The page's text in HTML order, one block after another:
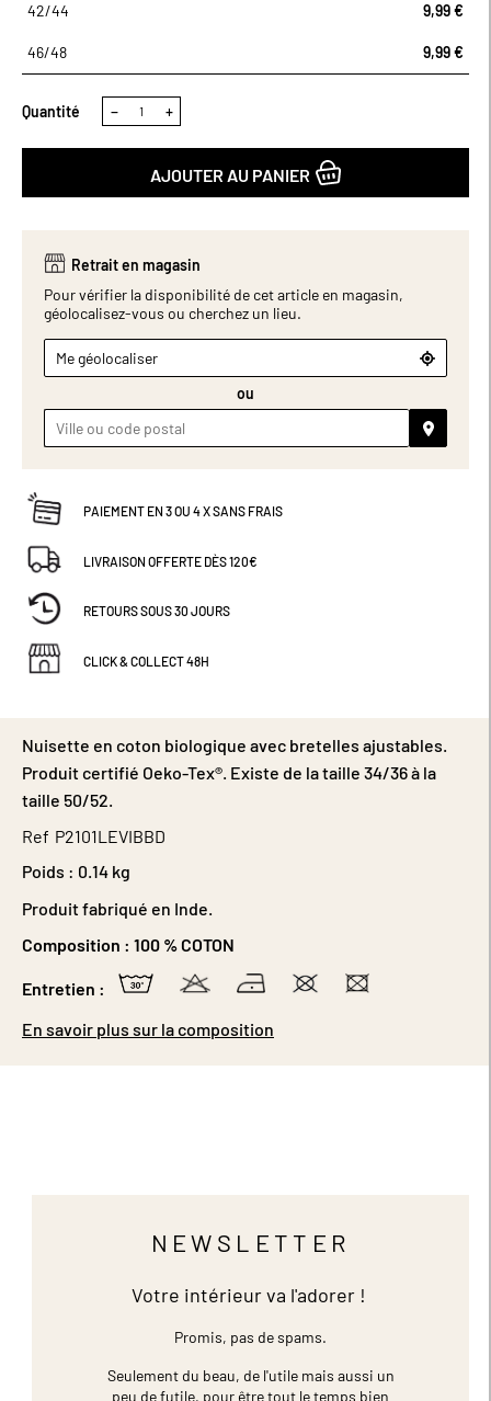
42/44 9,99 €
46/48 9,99 €
Quantité − +
AJOUTER AU PANIER
Retrait en magasin
Pour vérifier la disponibilité de cet article en magasin,
géolocalisez-vous ou cherchez un lieu.
Me géolocaliser
ou
PAIEMENT EN 3 OU 4 X SANS FRAIS
LIVRAISON OFFERTE DÈS 120€
RETOURS SOUS 30 JOURS
CLICK & COLLECT 48H
Nuisette en coton biologique avec bretelles ajustables.
Produit certifié Oeko-Tex®. Existe de la taille 34/36 à la
taille 50/52.
Ref P2101LEVIBBD
Poids : 0.14 kg
Produit fabriqué en Inde.
Composition : 100 % COTON
Entretien :
En savoir plus sur la composition
NEWSLETTER
Votre intérieur va l'adorer !
Promis, pas de spams.
Seulement du beau, de l'utile mais aussi un
peu de futile, pour être tout le temps bien